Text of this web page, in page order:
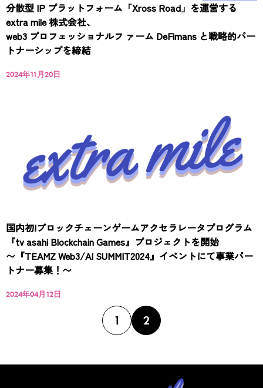
分散型 IP プラットフォーム「Xross Road」を運営する
extra mile 株式会社、
web3 プロフェッショナルフ ァーム DeFimans と戦略的パー
トナーシップを締結
2024年11月20日
国内初!ブロックチェーンゲームアクセラレータプログラム
『tv asahi Blockchain Games』プロジェクトを開始
〜『TEAMZ Web3/AI SUMMIT2024』イベントにて事業パー
トナー募集！〜
2024年04月12日
1 2